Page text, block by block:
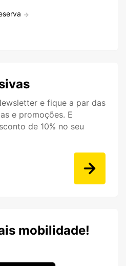
e fique a par das
e promoções. E
de 10% no seu
mobilidade!